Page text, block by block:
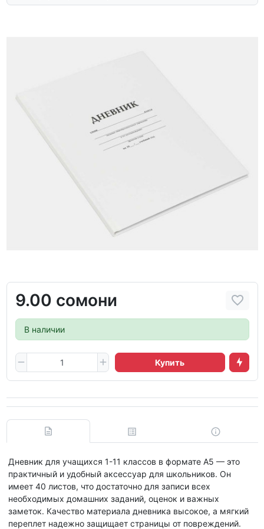
9.00 сомони
В наличии
Купить
Дневник для учащихся 1-11 классов в формате А5 — это
практичный и удобный аксессуар для школьников. Он
имеет 40 листов, что достаточно для записи всех
необходимых домашних заданий, оценок и важных
заметок. Качество материала дневника высокое, а мягкий
переплет надежно защищает страницы от повреждений.